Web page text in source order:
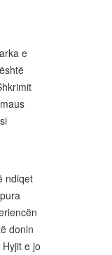
e
ndiqet
donin
e jo